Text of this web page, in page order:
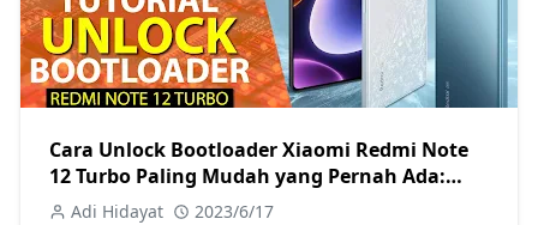
Cara Unlock Bootloader Xiaomi Redmi Note
12 Turbo Paling Mudah yang Pernah Ada:
Inidia!
Adi Hidayat 2023/6/17